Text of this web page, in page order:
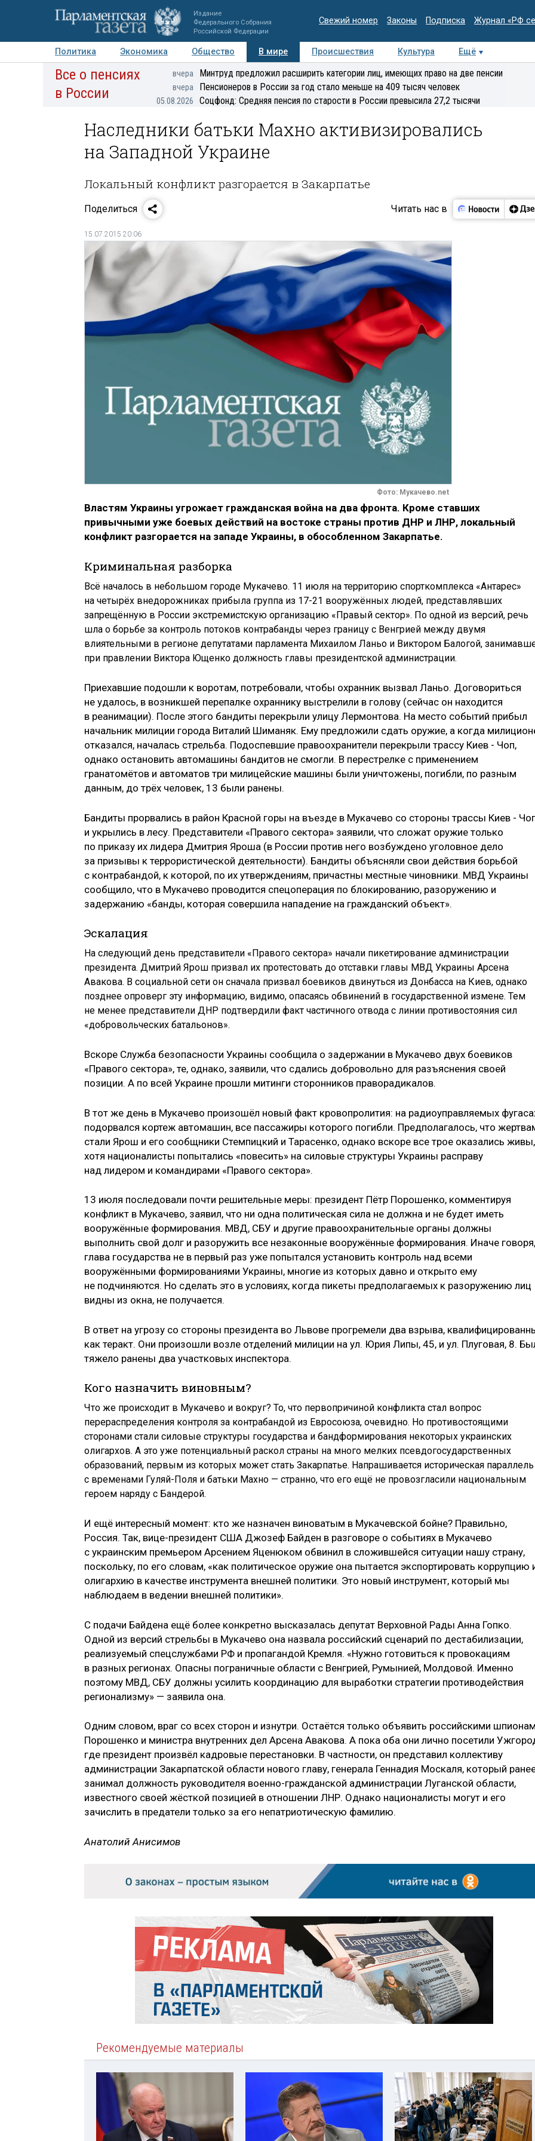
Издание
Федерального Собрания
Российской Федерации
Свежий номер Законы Подписка Журнал «РФ
Политика Экономика Общество В мире Происшествия Культура
Ещё
Авторы Персоны Мнения Регионы Медиацентр Интервью Колумнисты
Все о пенсиях
в России
вчера Минтруд предложил расширить категории лиц, имеющих право на две пенсии
вчера Пенсионеров в России за год стало меньше на 409 тысяч человек
05.08.2026 Соцфонд: Средняя пенсия по старости в России превысила 27,2 тысячи
Наследники батьки Махно активизировались
на Западной Украине
Локальный конфликт разгорается в Закарпатье
Поделиться Читать нас в
15.07.2015 20:06
Фото: Мукачево.net
Властям Украины угрожает гражданская война на два фронта. Кроме ставших
привычными уже боевых действий на востоке страны против ДНР и ЛНР, локальный
конфликт разгорается на западе Украины, в обособленном Закарпатье.
Криминальная разборка
Всё началось в небольшом городе Мукачево. 11 июля на территорию спорткомплекса «Антарес»
на четырёх внедорожниках прибыла группа из 17-21 вооружённых людей, представлявших
запрещённую в России экстремистскую организацию «Правый сектор». По одной из версий, речь
шла о борьбе за контроль потоков контрабанды через границу с Венгрией между двумя
влиятельными в регионе депутатами парламента Михаилом Ланьо и Виктором Балогой,
при правлении Виктора Ющенко должность главы президентской администрации.
Приехавшие подошли к воротам, потребовали, чтобы охранник вызвал Ланьо. Договориться
не удалось, в возникшей перепалке охраннику выстрелили в голову (сейчас он находится
в реанимации). После этого бандиты перекрыли улицу Лермонтова. На место событий прибыл
начальник милиции города Виталий Шиманяк. Ему предложили сдать оружие, а когда
отказался, началась стрельба. Подоспевшие правоохранители перекрыли трассу Киев - Чоп,
однако остановить автомашины бандитов не смогли. В перестрелке с применением
гранатомётов и автоматов три милицейские машины были уничтожены, погибли, по разным
данным, до трёх человек, 13 были ранены.
Бандиты прорвались в район Красной горы на въезде в Мукачево со стороны трассы Киев -
и укрылись в лесу. Представители «Правого сектора» заявили, что сложат оружие только
по приказу их лидера Дмитрия Яроша (в России против него возбуждено уголовное дело
за призывы к террористической деятельности). Бандиты объясняли свои действия борьбой
с контрабандой, к которой, по их утверждениям, причастны местные чиновники. МВД Украины
сообщило, что в Мукачево проводится спецоперация по блокированию, разоружению и
задержанию «банды, которая совершила нападение на гражданский объект».
Эскалация
На следующий день представители «Правого сектора» начали пикетирование администрации
президента. Дмитрий Ярош призвал их протестовать до отставки главы МВД Украины Арсена
Авакова. В социальной сети он сначала призвал боевиков двинуться из Донбасса на Киев, однако
позднее опроверг эту информацию, видимо, опасаясь обвинений в государственной измене. Тем
не менее представители ДНР подтвердили факт частичного отвода с линии противостояния сил
«добровольческих батальонов».
Вскоре Служба безопасности Украины сообщила о задержании в Мукачево двух боевиков
«Правого сектора», те, однако, заявили, что сдались добровольно для разъяснения своей
позиции. А по всей Украине прошли митинги сторонников праворадикалов.
В тот же день в Мукачево произошёл новый факт кровопролития: на радиоуправляемых
подорвался кортеж автомашин, все пассажиры которого погибли. Предполагалось, что
стали Ярош и его сообщники Стемпицкий и Тарасенко, однако вскоре все трое оказались живы,
хотя националисты попытались «повесить» на силовые структуры Украины расправу
над лидером и командирами «Правого сектора».
13 июля последовали почти решительные меры: президент Пётр Порошенко, комментируя
конфликт в Мукачево, заявил, что ни одна политическая сила не должна и не будет иметь
вооружённые формирования. МВД, СБУ и другие правоохранительные органы должны
выполнить свой долг и разоружить все незаконные вооружённые формирования. Иначе говоря,
глава государства не в первый раз уже попытался установить контроль над всеми
вооружёнными формированиями Украины, многие из которых давно и открыто ему
не подчиняются. Но сделать это в условиях, когда пикеты предполагаемых к разоружению лиц
видны из окна, не получается.
В ответ на угрозу со стороны президента во Львове прогремели два взрыва,
как теракт. Они произошли возле отделений милиции на ул. Юрия Липы, 45, и ул. Плуговая, 8.
тяжело ранены два участковых инспектора.
Кого назначить виновным?
Что же происходит в Мукачево и вокруг? То, что первопричиной конфликта стал вопрос
перераспределения контроля за контрабандой из Евросоюза, очевидно. Но противостоящими
сторонами стали силовые структуры государства и бандформирования некоторых украинских
олигархов. А это уже потенциальный раскол страны на много мелких псевдогосударственных
образований, первым из которых может стать Закарпатье. Напрашивается историческая параллель
с временами Гуляй-Поля и батьки Махно — странно, что его ещё не провозгласили национальным
героем наряду с Бандерой.
И ещё интересный момент: кто же назначен виноватым в Мукачевской бойне? Правильно,
Россия. Так, вице-президент США Джозеф Байден в разговоре о событиях в Мукачево
с украинским премьером Арсением Яценюком обвинил в сложившейся ситуации нашу страну,
поскольку, по его словам, «как политическое оружие она пытается экспортировать коррупцию
олигархию в качестве инструмента внешней политики. Это новый инструмент, который мы
наблюдаем в ведении внешней политики».
С подачи Байдена ещё более конкретно высказалась депутат Верховной Рады Анна Гопко.
Одной из версий стрельбы в Мукачево она назвала российский сценарий по дестабилизации,
реализуемый спецслужбами РФ и пропагандой Кремля. «Нужно готовиться к провокациям
в разных регионах. Опасны пограничные области с Венгрией, Румынией, Молдовой. Именно
поэтому МВД, СБУ должны усилить координацию для выработки стратегии противодействия
регионализму» — заявила она.
Одним словом, враг со всех сторон и изнутри. Остаётся только объявить российскими
Порошенко и министра внутренних дел Арсена Авакова. А пока оба они лично посетили
где президент произвёл кадровые перестановки. В частности, он представил коллективу
администрации Закарпатской области нового главу, генерала Геннадия Москаля, который
занимал должность руководителя военно-гражданской администрации Луганской области,
известного своей жёсткой позицией в отношении ЛНР. Однако националисты могут и его
зачислить в предатели только за его непатриотическую фамилию.
Анатолий Анисимов
Рекомендуемые материалы